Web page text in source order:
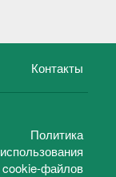
Контакты
Политика
использования
cookie-файлов